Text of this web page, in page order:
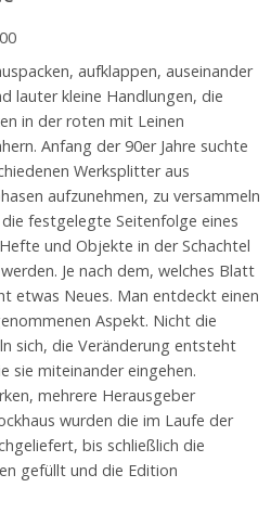
aufklappen, auseinander
lauter kleine Handlungen, die
in der roten mit Leinen
Anfang der 90er Jahre suchte
Werksplitter aus
aufzunehmen, zu versammeln
festgelegte Seitenfolge eines
und Objekte in der Schachtel
Je nach dem, welches Blatt
etwas Neues. Man entdeckt einen
Aspekt. Nicht die
sich, die Veränderung entsteht
sie miteinander eingehen.
mehrere Herausgeber
wurden die im Laufe der
bis schließlich die
gefüllt und die Edition